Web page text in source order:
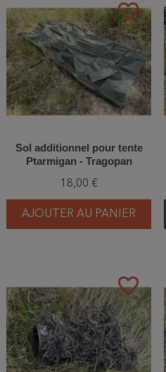
favorite_border
Sol additionnel pour tente
Ptarmigan - Tragopan
18,00 €
AJOUTER AU PANIER
favorite_border